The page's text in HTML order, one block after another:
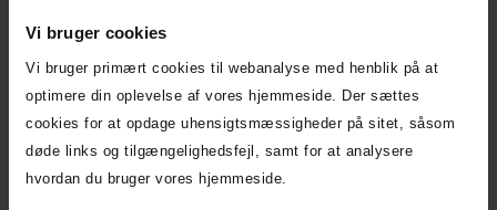
Vi bruger cookies
Vi bruger primært cookies til webanalyse med henblik på at
optimere din oplevelse af vores hjemmeside. Der sættes
cookies for at opdage uhensigtsmæssigheder på sitet, såsom
døde links og tilgængelighedsfejl, samt for at analysere
hvordan du bruger vores hjemmeside.